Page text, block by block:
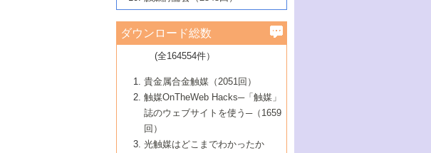
B号 第117回触媒討論会（2016年・大阪府
立大学）
B号 第115回触媒討論会（2015年・成蹊大
B号 第113回触媒討論会（2014年・ロワジ
ールホテル豊橋）
6号 ナノ空間─吸着状態解析から新機能開拓
B号 第111回触媒討論会（2013年・関西大
7号 水素を利用する化成品合成の新潮流
6号 新しい固体酸触媒技術
7号 ゼオライト合成における最近の進歩
計による触媒の高機能化
5号 触媒を有効に使うための技術
7号 有機分子触媒による精密有機合成
8号 高機能化ポリオレフィンに向けた重合
触媒の最近の進展
4号 水素社会の実現に向けた水素製造・貯
蔵技術の進歩
5号 CO2が関わる触媒・材料
7号 持続可能社会実現のための触媒および
触媒関連技術
2号 第101回触媒討論会
4号 錯体を利用したユニークな表面構造の
構築と機能
5号 若手会員による触媒研究の未来展望1：
企業編
6号 第102回触媒討論会
7号 触媒・化学反応における計算化学の進
2号 第99回触媒討論会
3号 実用的ファインケミカル合成プロセス
を実現する触媒
5号 こんな物質，あんな物質―新たな触媒
の可能性―
7号 『結晶の化学』を活かした触媒研究
1号 固体酸触媒の最近の進歩
2号 第97回触媒討論会
3号 リビング重合触媒の最近の展開
5号 水素製造・貯蔵のための触媒技術の新
しい展開
6号 第98回触媒討論会
7号 基礎化学品製造の触媒技術
1号 最近の触媒担体とその効果
2号 第95回触媒討論会
4号 水分解用光触媒材料
5号 時間分解分光の進歩と応用
6号 第96回触媒討論会
▼46巻（2004年）
1号 部分酸化反応触媒の最前線
2号 第93回触媒討論会
3号 特殊エネルギー場の触媒反応
4号 生体内における金属の触媒作用
5号 ファインケミカルズの展開に寄与する
▼45巻（2003年）
1号 なぜこの触媒が良いのか？
2号 第91回触媒討論会
3号 最近の自動車排ガス処理技術
4号 触媒研究の現状と将来─第90回触媒討論
▼44巻（2002年）
1号 高次制御された触媒の化学
2号 第89回触媒討論会
3号 触媒を利用した電気化学の新展開
▼43巻（2001年）
1号 グリーンケミストリーと触媒
2号 第87回触媒討論会特集号
▼42巻（2000年）
1号 触媒反応工学の明日を拓く
▼41巻（1999年）
ダウンロード総数
(全164554件）
貴金属合金触媒（2051回）
触媒OnTheWeb Hacks─「触媒」
誌のウェブサイトを使う─（1659
回）
光触媒はどこまでわかったか